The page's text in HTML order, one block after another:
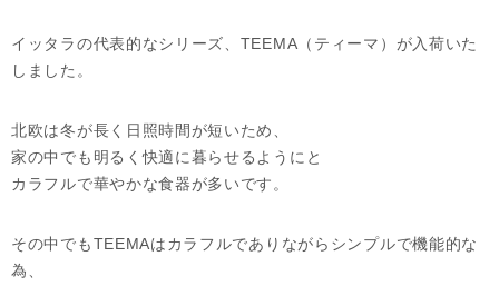
イッタラの代表的なシリーズ、TEEMA（ティーマ）が入荷いた
しました。
北欧は冬が長く日照時間が短いため、
家の中でも明るく快適に暮らせるようにと
カラフルで華やかな食器が多いです。
その中でもTEEMAはカラフルでありながらシンプルで機能的な
為、